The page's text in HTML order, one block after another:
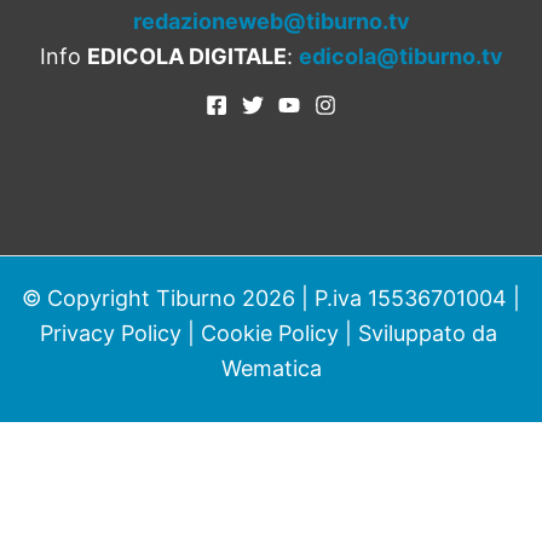
redazioneweb@tiburno.tv
Info EDICOLA DIGITALE: edicola@tiburno.tv
© Copyright Tiburno 2026 | P.iva 15536701004 |
Privacy Policy| Cookie Policy| Sviluppato da
Wematica